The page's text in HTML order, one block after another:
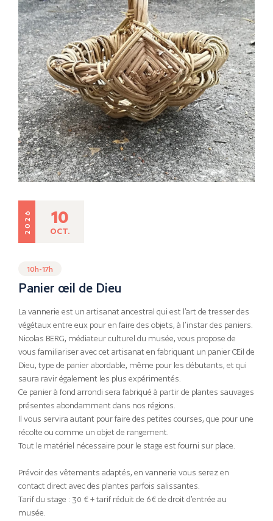
2026 10
OCT.
10h-17h
Panier œil de Dieu
La vannerie est un artisanat ancestral qui est l’art de tresser des
végétaux entre eux pour en faire des objets, à l’instar des paniers.
Nicolas BERG, médiateur culturel du musée, vous propose de
vous familiariser avec cet artisanat en fabriquant un panier Œil de
Dieu, type de panier abordable, même pour les débutants, et qui
saura ravir également les plus expérimentés.
Ce panier à fond arrondi sera fabriqué à partir de plantes sauvages
présentes abondamment dans nos régions.
Il vous servira autant pour faire des petites courses, que pour une
récolte ou comme un objet de rangement.
Tout le matériel nécessaire pour le stage est fourni sur place.
Prévoir des vêtements adaptés, en vannerie vous serez en
contact direct avec des plantes parfois salissantes.
Tarif du stage : 30 € + tarif réduit de 6€ de droit d’entrée au
musée.